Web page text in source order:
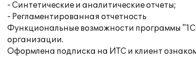
- Синтетические и аналитические отчеты;
- Регламентированная отчетность
Функциональные возможности программы
организации.
Оформлена подписка на ИТС и клиент